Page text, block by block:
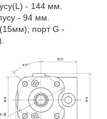
- 144 мм.
- 94 мм.
порт G -